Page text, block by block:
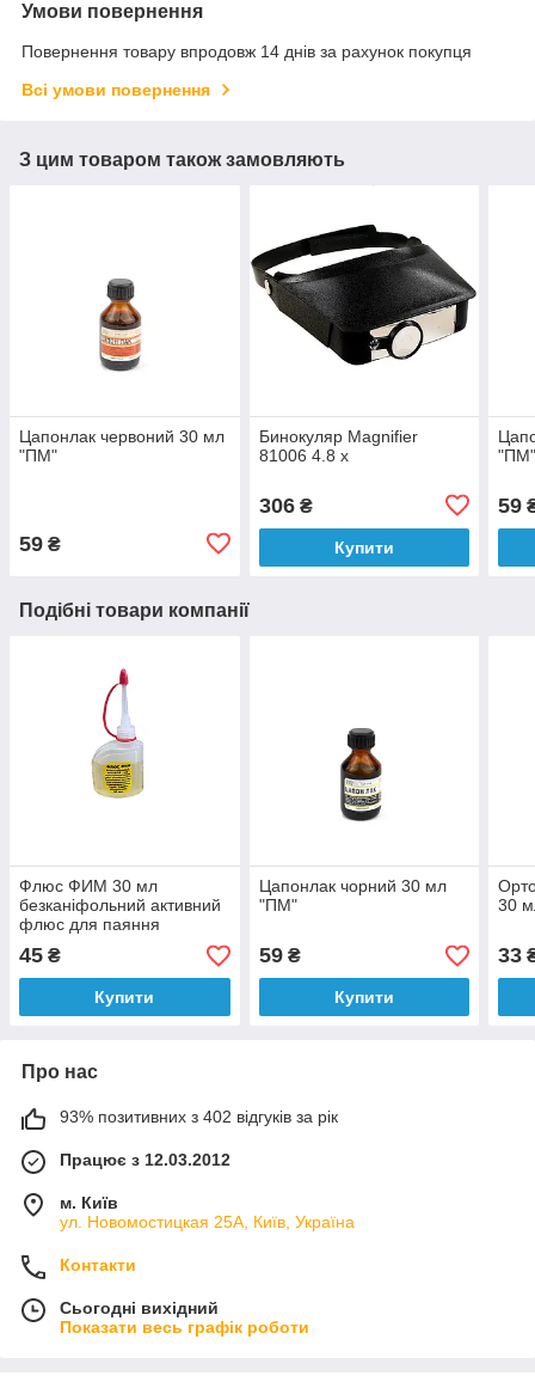
Умови повернення
Повернення товару впродовж 14 днів за рахунок покупця
Всі умови повернення
З цим товаром також замовляють
Цапонлак червоний 30 мл
"ПМ"
59 ₴
Бинокуляр Magnifier
81006 4.8 x
306₴
Купити
59
Подібні товари компанії
Флюс ФИМ 30 мл
безканіфольний активний
флюс для паяння
конструкційних і
корозінно-стійких сталей
45 ₴
Купити
Цапонлак чорний 30 мл
"ПМ"
59₴
Купити
30
33
Про нас
93% позитивних з 402 відгуків за рік
Працює з 12.03.2012
м. Київ
ул. Новомостицкая 25А, Київ, Україна
Контакти
Сьогодні вихідний
Показати весь графік роботи